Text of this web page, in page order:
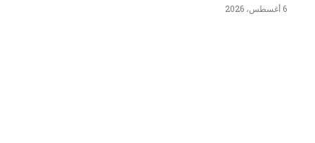
6 أغسطس، 2026